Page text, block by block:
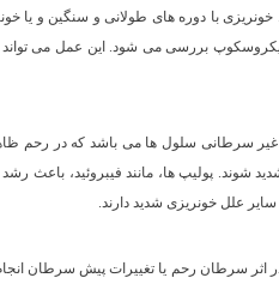
با دوره های طولانی و سنگین و یا
بررسی می شود. این عمل می تواند
غیر سرطانی سلول ها می باشد که در رحم
شوند. پولیپ ها، مانند فیبروئید،
علل خونریزی شدید دارند.
اثر سرطان رحم یا تغییرات پیش سرطان